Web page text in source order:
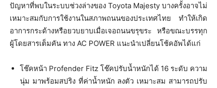
ปัญหาที่พบในระบบช่วงล่างของ Toyota Majesty บางครั้งอาจไม่
เหมาะสมกับการใช้งานในสภาพถนนของประเทศไทย ทำให้เกิด
อาการกระด้างหรือยวบยาบเมื่อเจอถนนขรุขระ หรือขณะบรรทุก
ผู้โดยสารเต็มคัน ทาง AC POWER แนะนำเปลี่ยนโช้คอัพได้แก่
โช๊คหน้า Profender Fitz โช๊คปรับน้ำหนักได้ 16 ระดับ ความ
นุ่ม มาพร้อมสปริง ที่ค่าน้ำหนัก ลงตัว เหมาะสม สามารถปรับ